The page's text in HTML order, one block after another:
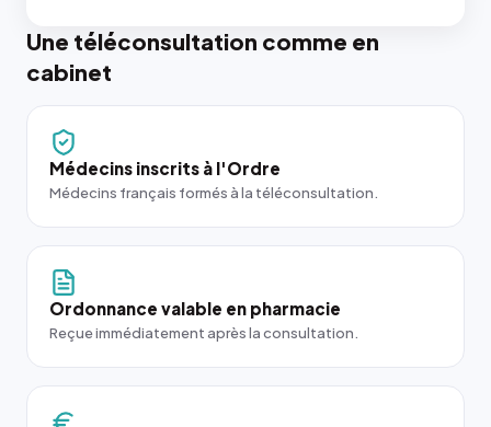
Une téléconsultation comme en
cabinet
Médecins inscrits à l'Ordre
Médecins français formés à la téléconsultation.
Ordonnance valable en pharmacie
Reçue immédiatement après la consultation.